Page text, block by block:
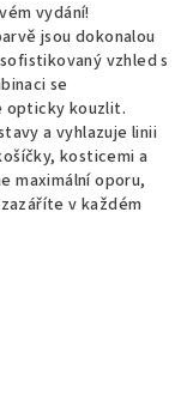
vydání!
jsou dokonalou
vzhled s
se
opticky kouzlit.
a vyhlazuje linii
kosticemi a
maximální oporu,
v každém